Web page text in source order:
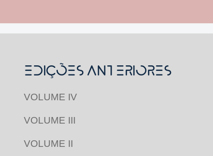
Edições Anteriores
VOLUME IV
VOLUME III
VOLUME II